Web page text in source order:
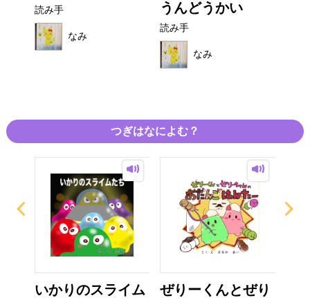
読み手
なみ
うんどうかい
読み手
なみ
つぎはなによむ？
いかりのスライム
ぜりーくんとぜり